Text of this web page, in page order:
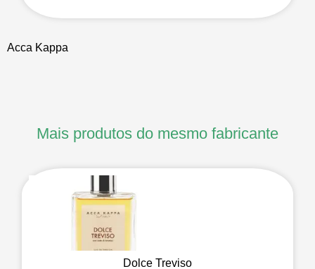
Acca Kappa
Mais produtos do mesmo fabricante
Dolce Treviso